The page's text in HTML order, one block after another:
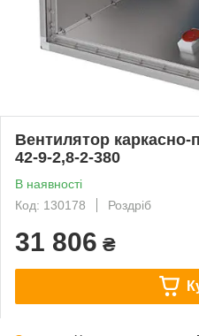
Вентилятор каркасно-
42-9-2,8-2-380
В наявності
Код: 130178
Роздріб
31 806 ₴